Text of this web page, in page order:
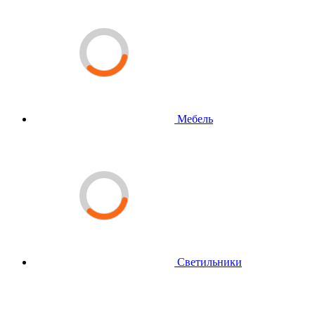
Мебель
Светильники